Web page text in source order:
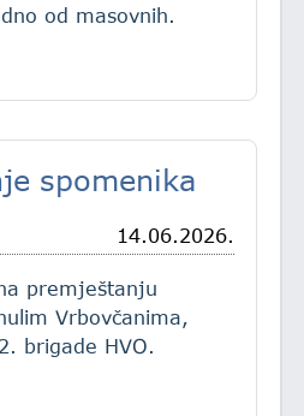
od masovnih.
spomenika
14.06.2026.
premještanju
Vrbovčanima,
brigade HVO.